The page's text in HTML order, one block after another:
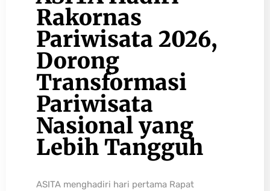
Rakornas
Pariwisata 2026,
Dorong
Transformasi
Pariwisata
Nasional yang
Lebih Tangguh
ASITA menghadiri hari pertama Rapat